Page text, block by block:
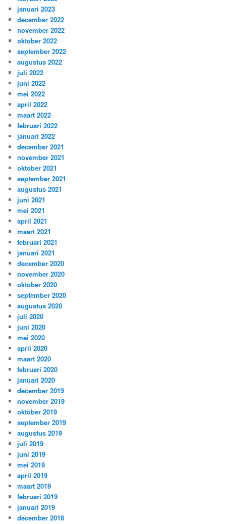
januari 2023
december 2022
november 2022
oktober 2022
september 2022
augustus 2022
juli 2022
juni 2022
mei 2022
april 2022
maart 2022
februari 2022
januari 2022
december 2021
november 2021
oktober 2021
september 2021
augustus 2021
juni 2021
mei 2021
april 2021
maart 2021
februari 2021
januari 2021
december 2020
november 2020
oktober 2020
september 2020
augustus 2020
juli 2020
juni 2020
mei 2020
april 2020
maart 2020
februari 2020
januari 2020
december 2019
november 2019
oktober 2019
september 2019
augustus 2019
juli 2019
juni 2019
mei 2019
april 2019
maart 2019
februari 2019
januari 2019
december 2018